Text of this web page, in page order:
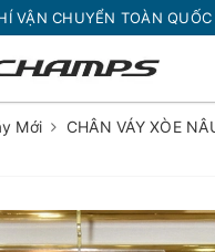
VẬN CHUYỂN TOÀN QUỐC
Mới
CHÂN VÁY XÒE